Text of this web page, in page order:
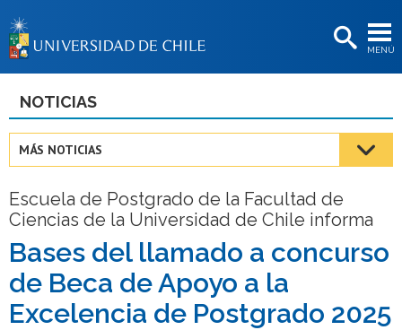
MENÚ
BIBLIOTECAS
Estudiantes
Académicas/os
Funcionarias/os
Egresadas/os
NOTICIAS
MÁS NOTICIAS
Escuela de Postgrado de la Facultad de
Ciencias de la Universidad de Chile informa
Bases del llamado a concurso
de Beca de Apoyo a la
Excelencia de Postgrado 2025